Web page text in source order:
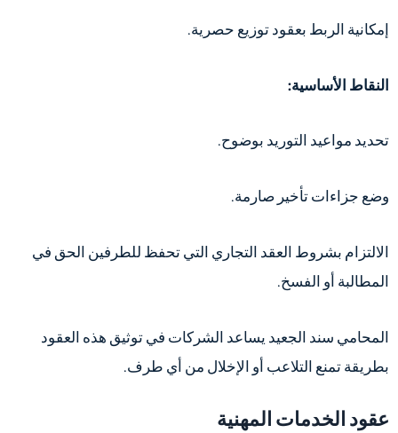
إمكانية الربط بعقود توزيع حصرية.
النقاط الأساسية:
تحديد مواعيد التوريد بوضوح.
وضع جزاءات تأخير صارمة.
الالتزام بشروط العقد التجاري التي تحفظ للطرفين الحق في
المطالبة أو الفسخ.
المحامي سند الجعيد يساعد الشركات في توثيق هذه العقود
بطريقة تمنع التلاعب أو الإخلال من أي طرف.
عقود الخدمات المهنية